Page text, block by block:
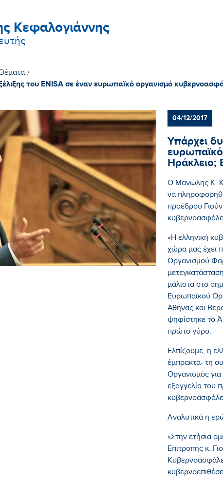
Κεφαλογιάννης
/
του ENISA σε έναν ευρωπαϊκό οργανισμό
04/12/2017
Υπάρχει
Ο Μανώλης Κ.
να
προέδρου
«Η ελληνική
χώρα μας έχει
Οργανισμού
μάλιστα στο
Ευρωπαϊκού
Αθήνας και
ψηφίστηκε το
πρώτο γύρο.
Ελπίζουμε, η
έμπρακτα- τη
Οργανισμός
εξαγγελία του
Αναλυτικά η
«Στην ετήσια
Επιτροπής κ.